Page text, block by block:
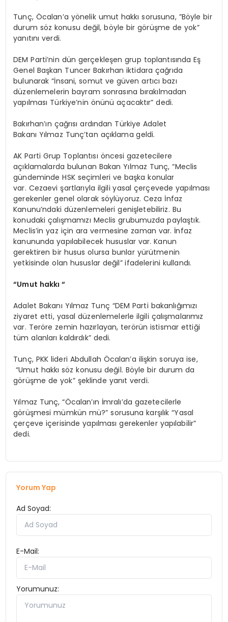
Tunç, Öcalan’a yönelik umut hakkı sorusuna, ”Böyle bir
durum söz konusu değil, böyle bir görüşme de yok”
yanıtını verdi.
DEM Parti’nin dün gerçekleşen grup toplantısında Eş
Genel Başkan Tuncer Bakırhan iktidara çağrıda
bulunarak “İnsani, somut ve güven artıcı bazı
düzenlemelerin bayram sonrasına bırakılmadan
yapılması Türkiye’nin önünü açacaktır” dedi.
Bakırhan’ın çağrısı ardından Türkiye Adalet
Bakanı Yılmaz Tunç’tan açıklama geldi.
AK Parti Grup Toplantısı öncesi gazetecilere
açıklamalarda bulunan Bakan Yılmaz Tunç, “Meclis
gündeminde HSK seçimleri ve başka konular
var. Cezaevi şartlarıyla ilgili yasal çerçevede yapılması
gerekenler genel olarak söylüyoruz. Ceza İnfaz
Kanunu’ndaki düzenlemeleri genişletebiliriz. Bu
konudaki çalışmamızı Meclis grubumuzda paylaştık.
Meclis’in yaz için ara vermesine zaman var. İnfaz
kanununda yapılabilecek hususlar var. Kanun
gerektiren bir husus olursa bunlar yürütmenin
yetkisinde olan hususlar değil” ifadelerini kullandı.
“Umut hakkı “
Adalet Bakanı Yılmaz Tunç “DEM Parti bakanlığımızı
ziyaret etti, yasal düzenlemelerle ilgili çalışmalarımız
var. Teröre zemin hazırlayan, terörün istismar ettiği
tüm alanları kaldırdık” dedi.
Tunç, PKK lideri Abdullah Öcalan’a ilişkin soruya ise,
“Umut hakkı söz konusu değil. Böyle bir durum da
görüşme de yok” şeklinde yanıt verdi.
Yılmaz Tunç, “Öcalan’ın İmralı’da gazetecilerle
görüşmesi mümkün mü?” sorusuna karşılık “Yasal
çerçeve içerisinde yapılması gerekenler yapılabilir”
dedi.
Yorum Yap
Ad Soyad:
E-Mail:
Yorumunuz: